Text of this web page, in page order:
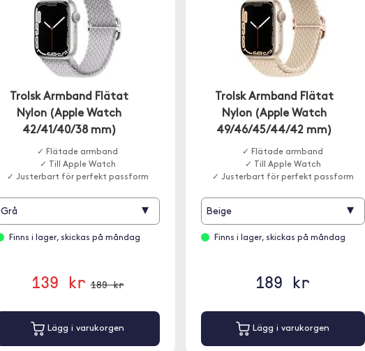
Trolsk Armband Flätat
Nylon (Apple Watch
42/41/40/38 mm)
✓ Flätade armband
✓ Till Apple Watch
✓ Justerbart för perfekt passform
Grå ▾
Finns i lager, skickas på måndag
139 kr 189 kr
Lägg i varukorgen
Trolsk Armband Flätat
Nylon (Apple Watch
49/46/45/44/42 mm)
✓ Flätade armband
✓ Till Apple Watch
✓ Justerbart för perfekt passform
Beige ▾
Finns i lager, skickas på måndag
189 kr
Lägg i varukorgen